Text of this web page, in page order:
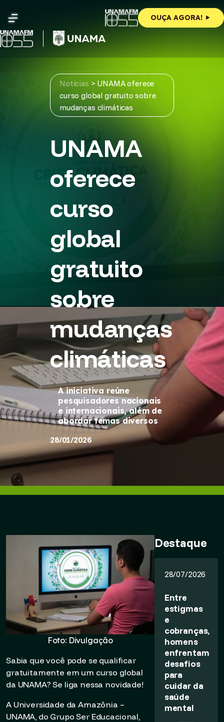
content
OUÇA AGORA!
Notícias > UNAMA oferece
curso global gratuito sobre
mudanças climáticas
UNAMA
oferece
curso
global
gratuito
sobre
mudanças
climáticas
A iniciativa reúne
pesquisadores nacionais
e internacionais, além de
abordar temas diversos
28/01/2026
Foto: Divulgação
Sabia que você pode se qualificar
gratuitamente em um curso global
da UNAMA? Se liga nessa novidade!
A Universidade da Amazônia –
UNAMA, do Grupo Ser Educacional,
Destaque
28/07/2026
Entre
estigmas
e
cobranças,
homens
enfrentam
desafios
para
cuidar da
saúde
mental